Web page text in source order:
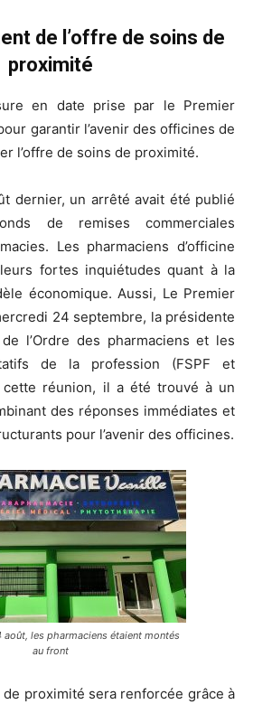
de l’offre de soins de
proximité
en date prise par le Premier
garantir l’avenir des officines de
l’offre de soins de proximité.
dernier, un arrêté avait été publié
de remises commerciales
Les pharmaciens d’officine
fortes inquiétudes quant à la
économique. Aussi, Le Premier
24 septembre, la présidente
l’Ordre des pharmaciens et les
de la profession (FSPF et
cette réunion, il a été trouvé à un
des réponses immédiates et
pour l’avenir des officines.
août, les pharmaciens étaient montés
au front
de proximité sera renforcée grâce à